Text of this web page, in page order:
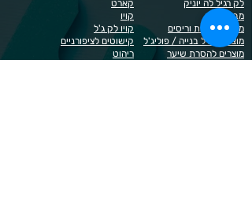
קארט
קויו
קויו לק ג'ל
קישוטים לציפורניים
ריהוט
לק רגיל לה יוניק
מבצעים
מוצרים לגבות וריסים
מוצרים לג'ל בנייה / פוליג'ל
מוצרים להסרת שיער